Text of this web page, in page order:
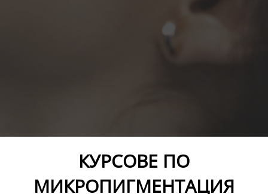
КУРСОВЕ ПО
МИКРОПИГМЕНТАЦИЯ